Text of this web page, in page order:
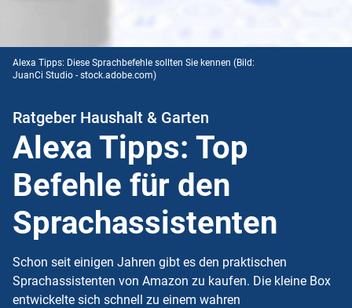
Alexa Tipps: Diese Sprachbefehle sollten Sie kennen (Bild:
JuanCi Studio - stock.adobe.com)
Ratgeber Haushalt & Garten
Alexa Tipps: Top
Befehle für den
Sprachassistenten
Schon seit einigen Jahren gibt es den praktischen
Sprachassistenten von Amazon zu kaufen. Die kleine Box
entwickelte sich schnell zu einem wahren